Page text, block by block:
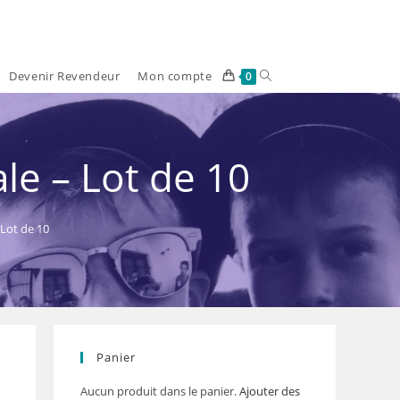
Devenir Revendeur Mon compte 0 Toggle
search
– Lot de 10
de 10
Panier
Aucun produit dans le panier.Ajouter des